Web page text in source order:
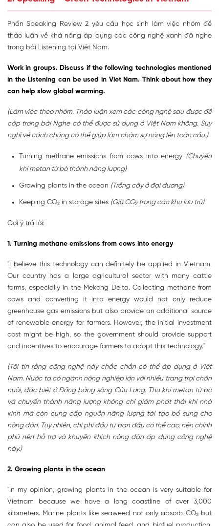
Phần Speaking Review 2 yêu cầu học sinh làm việc nhóm để
thảo luận về khả năng áp dụng các công nghệ xanh đã nghe
trong bài Listening tại Việt Nam.
Work in groups. Discuss if the following technologies mentioned
in the Listening can be used in Viet Nam. Think about how they
can help slow global warming.
(Làm việc theo nhóm. Thảo luận xem các công nghệ sau được đề
cập trong bài Nghe có thể được sử dụng ở Việt Nam không. Suy
nghĩ về cách chúng có thể giúp làm chậm sự nóng lên toàn cầu.)
Turning methane emissions from cows into energy (Chuyển
khí metan từ bò thành năng lượng)
Growing plants in the ocean (Trồng cây ở đại dương)
Keeping CO₂ in storage sites (Giữ CO₂ trong các khu lưu trữ)
Gợi ý trả lời:
1. Turning methane emissions from cows into energy
"I believe this technology can definitely be applied in Vietnam.
Our country has a large agricultural sector with many cattle
farms, especially in the Mekong Delta. Collecting methane from
cows and converting it into energy would not only reduce
greenhouse gas emissions but also provide an additional source
of renewable energy for farmers. However, the initial investment
cost might be high, so the government should provide support
and incentives to encourage farmers to adopt this technology."
(Tôi tin rằng công nghệ này chắc chắn có thể áp dụng ở Việt
Nam. Nước ta có ngành nông nghiệp lớn với nhiều trang trại chăn
nuôi, đặc biệt ở Đồng bằng sông Cửu Long. Thu khí metan từ bò
và chuyển thành năng lượng không chỉ giảm phát thải khí nhà
kính mà còn cung cấp nguồn năng lượng tái tạo bổ sung cho
nông dân. Tuy nhiên, chi phí đầu tư ban đầu có thể cao, nên chính
phủ nên hỗ trợ và khuyến khích nông dân áp dụng công nghệ
này.)
2. Growing plants in the ocean
"In my opinion, growing plants in the ocean is very suitable for
Vietnam because we have a long coastline of over 3,000
kilometers. Marine plants like seaweed not only absorb CO₂ but